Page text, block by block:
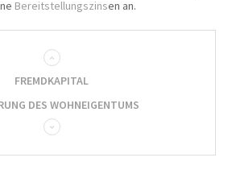
Bereitstellungszinsen an.
FREMDKAPITAL
DES WOHNEIGENTUMS